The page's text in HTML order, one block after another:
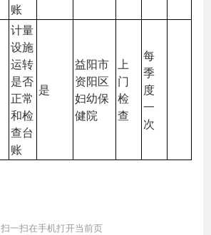
账
计量
设施
运转
是否
正常
和检
查台
账
是
益阳市
资阳区
妇幼保
健院
上
门
检
查
每
季
度
一
次
扫一扫在手机打开当前页